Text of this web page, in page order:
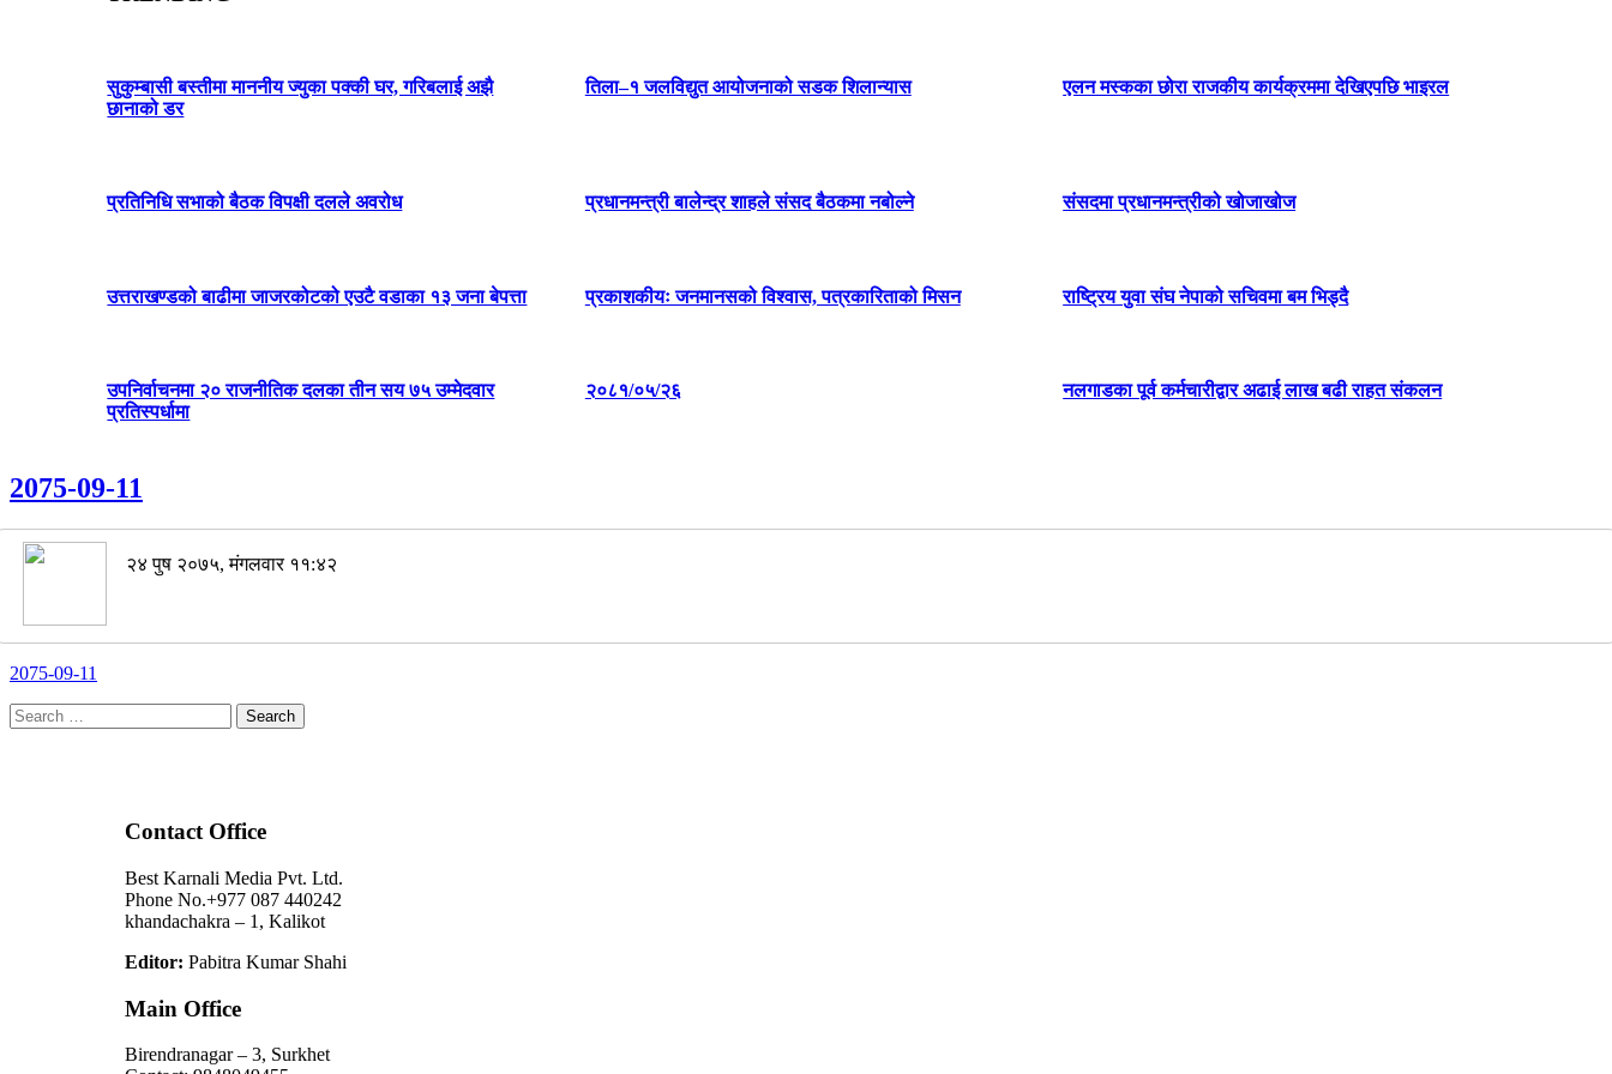
सुकुम्बासी बस्तीमा माननीय ज्युका पक्की घर, गरिबलाई अझै
छानाको डर
तिला–१ जलविद्युत आयोजनाको सडक शिलान्यास एलन मस्कका छोरा राजकीय कार्यक्रममा देखिएपछि भाइरल
प्रतिनिधि सभाको बैठक विपक्षी दलले अवरोध प्रधानमन्त्री बालेन्द्र शाहले संसद बैठकमा नबोल्ने संसदमा प्रधानमन्त्रीको खोजाखोज
उत्तराखण्डको बाढीमा जाजरकोटको एउटै वडाका १३ जना बेपत्ता प्रकाशकीयः जनमानसको विश्वास, पत्रकारिताको मिसन राष्ट्रिय युवा संघ नेपाको सचिवमा बम भिड्दै
उपनिर्वाचनमा २० राजनीतिक दलका तीन सय ७५ उम्मेदवार
प्रतिस्पर्धामा
२०८१/०५/२६ नलगाडका पूर्व कर्मचारीद्वार अढाई लाख बढी राहत संकलन
2075-09-11
२४ पुष २०७५, मंगलवार ११:४२
2075-09-11
Search
for:
Contact Office
Best Karnali Media Pvt. Ltd.
Phone No.+977 087 440242
khandachakra – 1, Kalikot
Editor: Pabitra Kumar Shahi
Main Office
Birendranagar – 3, Surkhet